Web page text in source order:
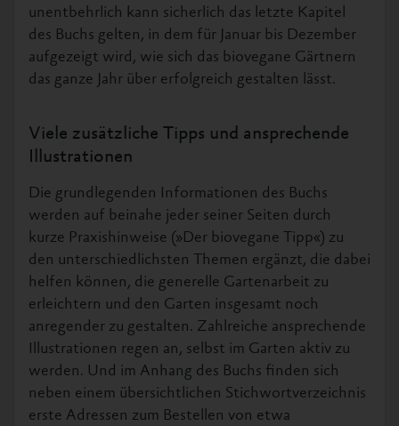
unentbehrlich kann sicherlich das letzte Kapitel
des Buchs gelten, in dem für Januar bis Dezember
aufgezeigt wird, wie sich das biovegane Gärtnern
das ganze Jahr über erfolgreich gestalten lässt.
Viele zusätzliche Tipps und ansprechende
Illustrationen
Die grundlegenden Informationen des Buchs
werden auf beinahe jeder seiner Seiten durch
kurze Praxishinweise (»Der biovegane Tipp«) zu
den unterschiedlichsten Themen ergänzt, die dabei
helfen können, die generelle Gartenarbeit zu
erleichtern und den Garten insgesamt noch
anregender zu gestalten. Zahlreiche ansprechende
Illustrationen regen an, selbst im Garten aktiv zu
werden. Und im Anhang des Buchs finden sich
neben einem übersichtlichen Stichwortverzeichnis
erste Adressen zum Bestellen von etwa